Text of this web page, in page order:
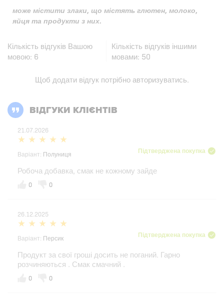
може містити злаки, що містять глютен, молоко,
яйця та продукти з них.
Кількість відгуків Вашою
мовою: 6
Кількість відгуків іншими
мовами: 50
Щоб додати відгук потрібно авторизуватись.
ВІДГУКИ КЛІЄНТІВ
21.07.2026
Підтверджена покупка
Варіант: Полуниця
Робоча добавка, смак не кожному зайде
0 0
26.12.2025
Підтверджена покупка
Варіант: Персик
Продукт за свої гроші досить не поганий. Гарно
розчиняються . Смак смачний .
0 0